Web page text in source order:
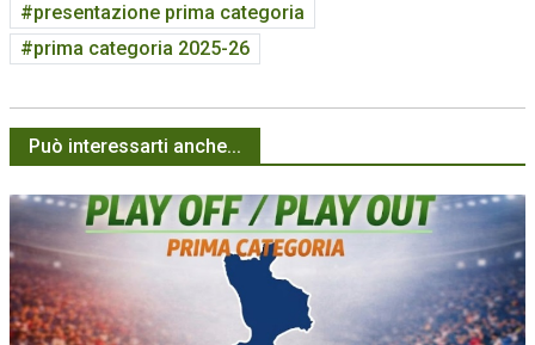
presentazione prima categoria
prima categoria 2025-26
Può interessarti anche...